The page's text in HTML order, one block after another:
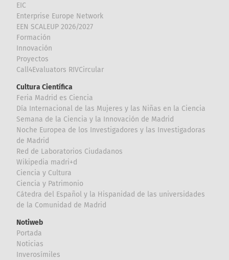
EIC
Enterprise Europe Network
EEN SCALEUP 2026/2027
Formación
Innovación
Proyectos
Call4Evaluators RIVCircular
Cultura Científica
Feria Madrid es Ciencia
Día Internacional de las Mujeres y las Niñas en la Ciencia
Semana de la Ciencia y la Innovación de Madrid
Noche Europea de los Investigadores y las Investigadoras
de Madrid
Red de Laboratorios Ciudadanos
Wikipedia madri+d
Ciencia y Cultura
Ciencia y Patrimonio
Cátedra del Español y la Hispanidad de las universidades
de la Comunidad de Madrid
Notiweb
Portada
Noticias
Inverosímiles